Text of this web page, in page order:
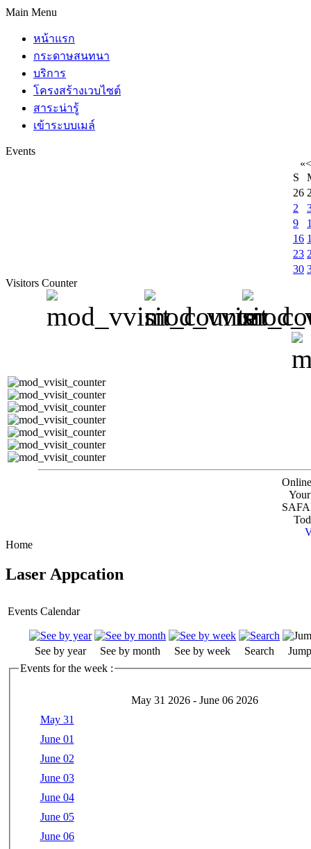
Main Menu
หน้าแรก
กระดาษสนทนา
บริการ
โครงสร้างเวบไซต์
สาระน่ารู้
เข้าระบบเมล์
Events
«<
S
26
2
9
16
23
30
Visitors Counter
Home
Laser Appcation
Events Calendar
See by year See by month See by week Search
Events for the week :
May 31 2026 - June 06 2026
May 31
June 01
June 02
June 03
June 04
June 05
June 06